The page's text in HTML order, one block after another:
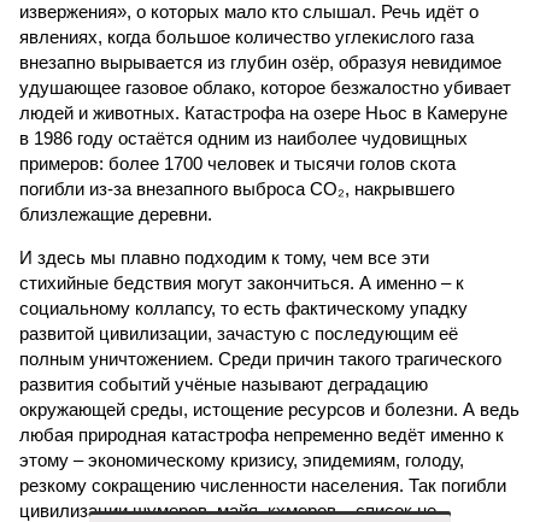
извержения», о которых мало кто слышал. Речь идёт о
явлениях, когда большое количество углекислого газа
внезапно вырывается из глубин озёр, образуя невидимое
удушающее газовое облако, которое безжалостно убивает
людей и животных. Катастрофа на озере Ньос в Камеруне
в 1986 году остаётся одним из наиболее чудовищных
примеров: более 1700 человек и тысячи голов скота
погибли из-за внезапного выброса CO₂, накрывшего
близлежащие деревни.
И здесь мы плавно подходим к тому, чем все эти
стихийные бедствия могут закончиться. А именно – к
социальному коллапсу, то есть фактическому упадку
развитой цивилизации, зачастую с последующим её
полным уничтожением. Среди причин такого трагического
развития событий учёные называют деградацию
окружающей среды, истощение ресурсов и болезни. А ведь
любая природная катастрофа непременно ведёт именно к
этому – экономическому кризису, эпидемиям, голоду,
резкому сокращению численности населения. Так погибли
цивилизации шумеров, майя, кхмеров – список не